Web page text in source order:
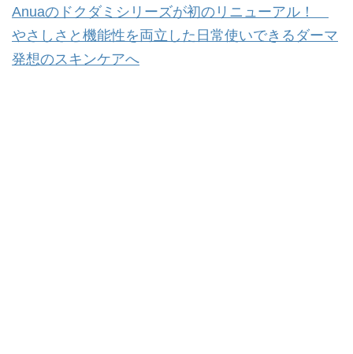
Anuaのドクダミシリーズが初のリニューアル！
やさしさと機能性を両立した日常使いできるダーマ
発想のスキンケアへ